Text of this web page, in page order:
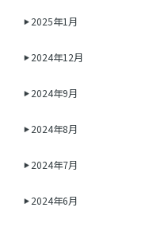
2025年1月
2024年12月
2024年9月
2024年8月
2024年7月
2024年6月